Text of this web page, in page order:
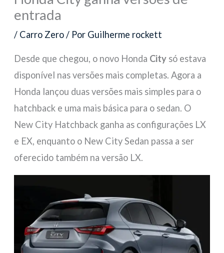
entrada
/ Carro Zero/ Por Guilherme rockett
Desde que chegou, o novo Honda City só estava
disponível nas versões mais completas. Agora a
Honda lançou duas versões mais simples para o
hatchback e uma mais básica para o sedan. O
New City Hatchback ganha as configurações LX
e EX, enquanto o New City Sedan passa a ser
oferecido também na versão LX.